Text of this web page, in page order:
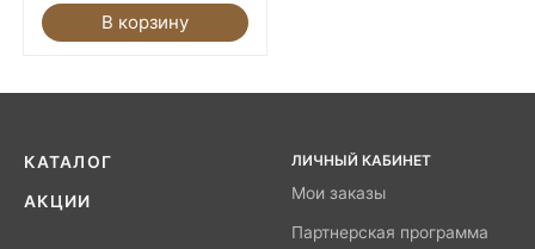
В корзину
КАТАЛОГ
АКЦИИ
ЛИЧНЫЙ КАБИНЕТ
Мои заказы
Партнерская программа